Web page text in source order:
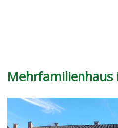
Mehrfamilienhaus